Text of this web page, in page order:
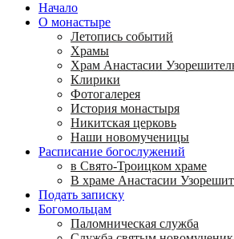
Начало
О монастыре
Летопись событий
Храмы
Храм Анастасии
Клирики
Фотогалерея
История монастыря
Никитская церковь
Наши новомученицы
Расписание богослужений
в Свято-Троицком храме
В храме Анастасии
Подать записку
Богомольцам
Паломническая служба